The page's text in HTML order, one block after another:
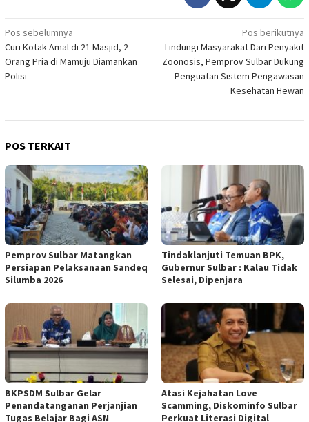
Navigasi
pos
Pos sebelumnya
Curi Kotak Amal di 21 Masjid, 2
Orang Pria di Mamuju Diamankan
Polisi
Pos berikutnya
Lindungi Masyarakat Dari Penyakit
Zoonosis, Pemprov Sulbar Dukung
Penguatan Sistem Pengawasan
Kesehatan Hewan
POS TERKAIT
Pemprov Sulbar Matangkan
Persiapan Pelaksanaan Sandeq
Silumba 2026
Tindaklanjuti Temuan BPK,
Gubernur Sulbar : Kalau Tidak
Selesai, Dipenjara
BKPSDM Sulbar Gelar
Penandatanganan Perjanjian
Tugas Belajar Bagi ASN
Atasi Kejahatan Love
Scamming, Diskominfo Sulbar
Perkuat Literasi Digital